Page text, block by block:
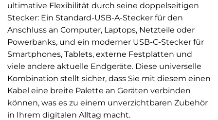
ultimative Flexibilität durch seine doppelseitigen
Stecker: Ein Standard-USB-A-Stecker für den
Anschluss an Computer, Laptops, Netzteile oder
Powerbanks, und ein moderner USB-C-Stecker für
Smartphones, Tablets, externe Festplatten und
viele andere aktuelle Endgeräte. Diese universelle
Kombination stellt sicher, dass Sie mit diesem einen
Kabel eine breite Palette an Geräten verbinden
können, was es zu einem unverzichtbaren Zubehör
in Ihrem digitalen Alltag macht.